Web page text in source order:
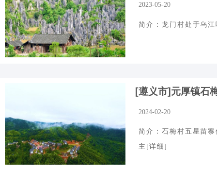
2023-05-20
简介：龙门村处于乌
[遵义市]元厚镇石
2024-02-20
简介：石梅村五星苗
主 [详细]